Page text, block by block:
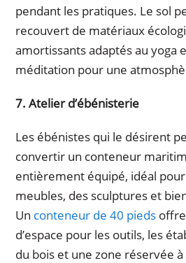
pendant les pratiques. Le sol
recouvert de matériaux
amortissants adaptés au yoga
méditation pour une
7. Atelier d’ébénisterie
Les ébénistes qui le désirent
convertir un conteneur
entièrement équipé, idéal
meubles, des sculptures et
Un conteneur de 40 pieds
d’espace pour les outils, les
du bois et une zone réservée